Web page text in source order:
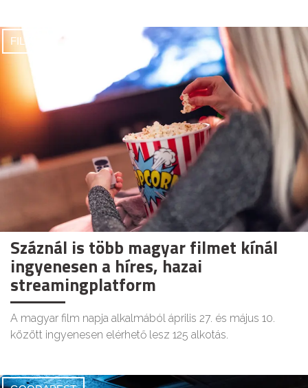
FILMEK
Száznál is több magyar filmet kínál
ingyenesen a híres, hazai
streamingplatform
A magyar film napja alkalmából április 27. és május 10.
között ingyenesen elérhető lesz 125 alkotás.